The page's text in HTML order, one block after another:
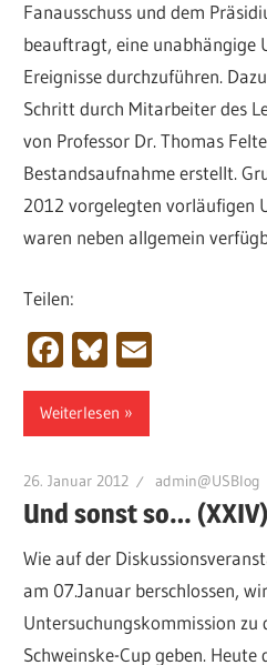
Fanausschuss und dem
beauftragt, eine unabhängige
Ereignisse durchzuführen.
Schritt durch Mitarbeiter des
von Professor Dr. Thomas
Bestandsaufnahme erstellt.
2012 vorgelegten vorläufigen
waren neben allgemein
Teilen:
Facebook
Bluesky
Weiterlesen
26. Januar 2012 admin@USBlog
Und sonst so… (XXIV)
Wie auf der
am 07.Januar berschlossen,
Untersuchungskommission zu
Schweinske-Cup geben.